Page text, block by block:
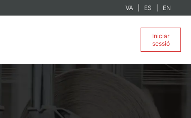
VA ES EN
Iniciar
sessió